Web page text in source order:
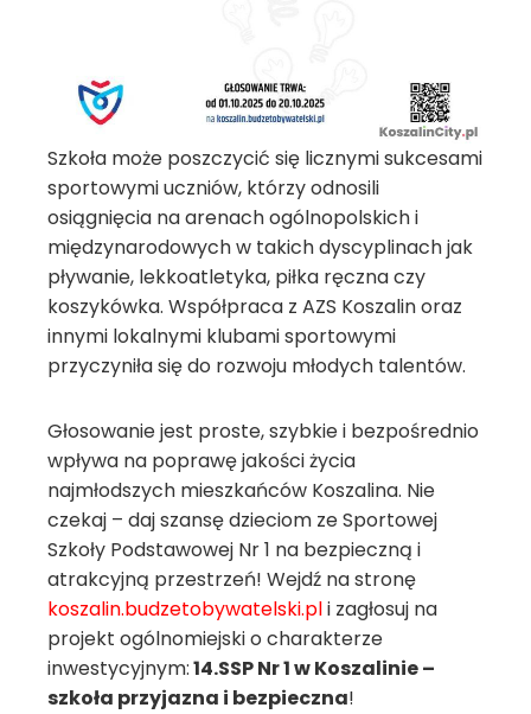
Szkoła może poszczycić się licznymi sukcesami
sportowymi uczniów, którzy odnosili
osiągnięcia na arenach ogólnopolskich i
międzynarodowych w takich dyscyplinach jak
pływanie, lekkoatletyka, piłka ręczna czy
koszykówka. Współpraca z AZS Koszalin oraz
innymi lokalnymi klubami sportowymi
przyczyniła się do rozwoju młodych talentów.
Głosowanie jest proste, szybkie i bezpośrednio
wpływa na poprawę jakości życia
najmłodszych mieszkańców Koszalina. Nie
czekaj – daj szansę dzieciom ze Sportowej
Szkoły Podstawowej Nr 1 na bezpieczną i
atrakcyjną przestrzeń! Wejdź na stronę
koszalin.budzetobywatelski.pli zagłosuj na
projekt ogólnomiejski o charakterze
inwestycyjnym:14.SSP Nr 1 w Koszalinie –
szkoła przyjazna i bezpieczna!